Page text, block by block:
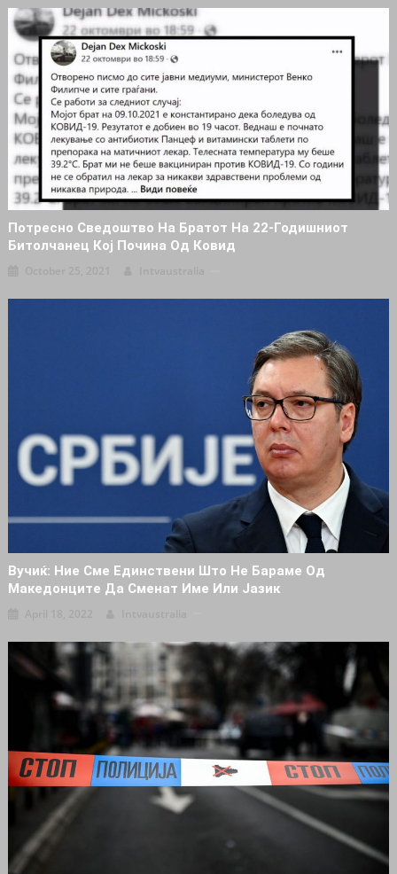
Потресно Сведоштво На Братот На 22-Годишниот
Битолчанец Кој Почина Од Ковид
Вучиќ: Ние Сме Единствени Што Не Бараме Од
Македонците Да Сменат Име Или Јазик